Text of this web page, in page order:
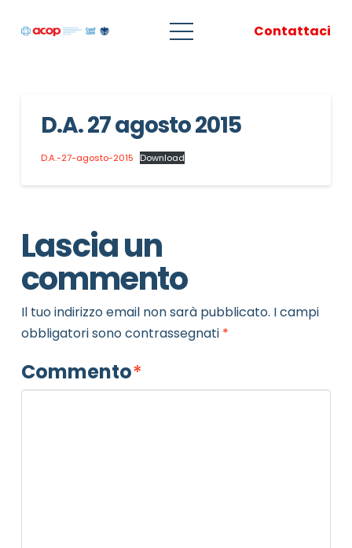
Contattaci
D.A. 27 agosto 2015
D.A.-27-agosto-2015 Download
Lascia un
commento
Il tuo indirizzo email non sarà pubblicato. I campi
obbligatori sono contrassegnati *
Commento*